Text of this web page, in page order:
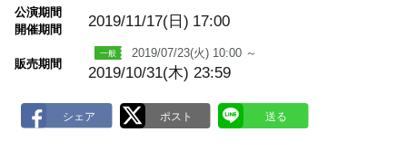
公演期間
開催期間
2019/11/17(日) 17:00
販売期間
2019/07/23(火) 10:00 ～
2019/10/31(木) 23:59